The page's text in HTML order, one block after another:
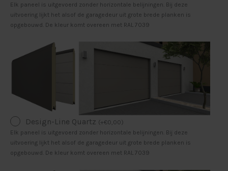
Elk paneel is uitgevoerd zonder horizontale belijningen. Bij deze
uitvoering lijkt het alsof de garagedeur uit grote brede planken is
opgebouwd. De kleur komt overeen met RAL 7039
Design-Line Quartz (+€ 0,00 )
Elk paneel is uitgevoerd zonder horizontale belijningen. Bij deze
uitvoering lijkt het alsof de garagedeur uit grote brede planken is
opgebouwd. De kleur komt overeen met RAL 7039